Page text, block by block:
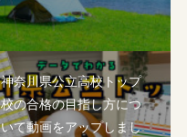
神奈川県公立高校トップ
校の合格の目指し方につ
いて動画をアップしまし